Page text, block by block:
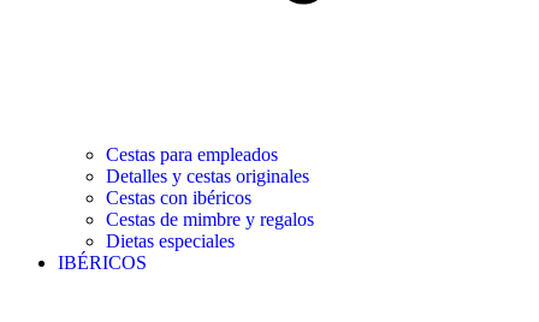
Cestas para empleados
Detalles y cestas originales
Cestas con ibéricos
Cestas de mimbre y regalos
Dietas especiales
IBÉRICOS